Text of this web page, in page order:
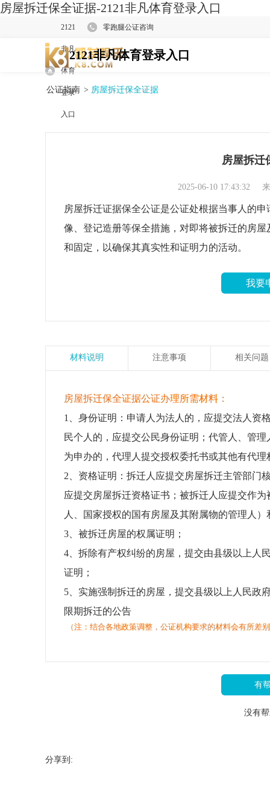
房屋拆迁保全证据-2121非凡体育登录入口
2121
非凡
体育
登录
入口
零跑腿公证咨询
2121非凡体育登录入口
公证指南 > 房屋拆迁保全证据
房屋拆迁
2025-06-10 17:43:32
房屋拆迁证据保全公证是公证处根据当事人的
像、登记造册等保全措施，对即将被拆迁的房
和固定，以确保其真实性和证明力的活动。
我要
材料说明 注意事项 相关问题
房屋拆迁保全证据公证办理所需材料：
1、身份证明：申请人为法人的，应提交法人资
民个人的，应提交公民身份证明；代管人、管
为申办的，代理人提交授权委托书或其他有代
2、资格证明：拆迁人应提交房屋拆迁主管部门
应提交房屋拆迁资格证书；被拆迁人应提交作
人、国家授权的国有房屋及其附属物的管理人
3、被拆迁房屋的权属证明；
4、拆除有产权纠纷的房屋，提交由县级以上人
证明；
5、实施强制拆迁的房屋，提交县级以上人民政
限期拆迁的公告
（注：结合各地政策调整，公证机构要求的材料会有所差
有
没有
分享到: